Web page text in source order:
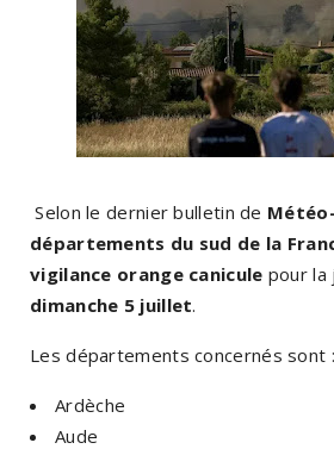
Selon le dernier bulletin de
départements du sud de la
vigilance orange canicule pour la
dimanche 5 juillet.
Les départements concernés sont :
Ardèche
Aude